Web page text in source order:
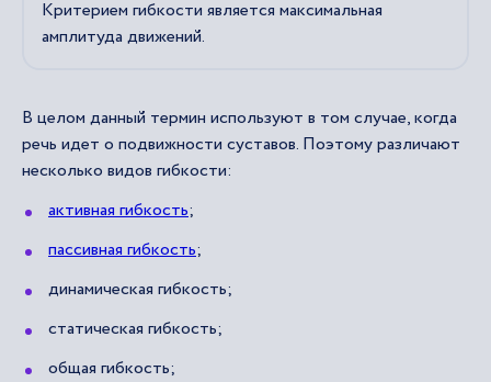
Критерием гибкости является максимальная
амплитуда движений.
В целом данный термин используют в том случае, когда
речь идет о подвижности суставов. Поэтому различают
несколько видов гибкости:
активная гибкость;
пассивная гибкость;
динамическая гибкость;
статическая гибкость;
общая гибкость;